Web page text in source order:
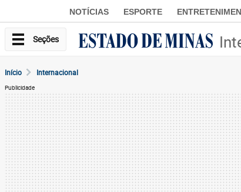
NOTÍCIAS ESPORTE
Seções
Início Internacional
Publicidade